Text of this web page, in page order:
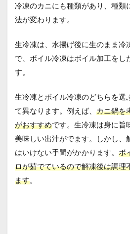
冷凍のカニにも種類があり、種類
法が変わります。
生冷凍は、水揚げ後に生のまま冷
で、ボイル冷凍はボイル加工をし
す。
生冷凍とボイル冷凍のどちらを選
て異なります。例えば、 カニ鍋を
がおすすめです。生冷凍は身に旨
美味しい出汁がでます。しかし、
はいけない手間がかかります。 ボ
ロが茹でているので解凍後は調理
ます